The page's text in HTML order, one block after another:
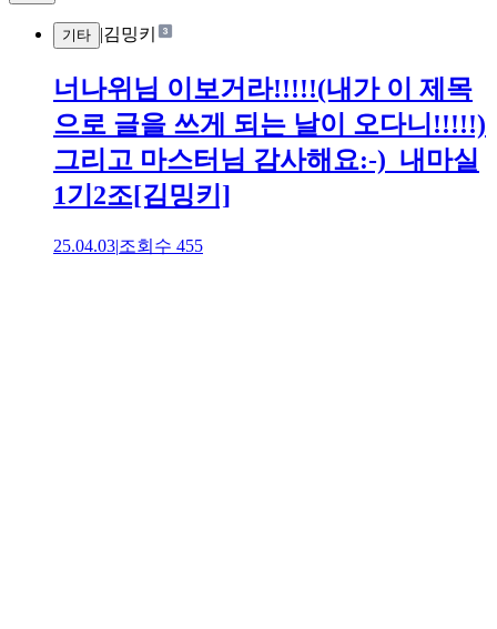
기타 |김밍키
너나위님 이보거라!!!!!(내가 이 제목
으로 글을 쓰게 되는 날이 오다니!!!!!)
그리고 마스터님 감사해요:-)_내마실
1기2조[김밍키]
25.04.03|조회수 455